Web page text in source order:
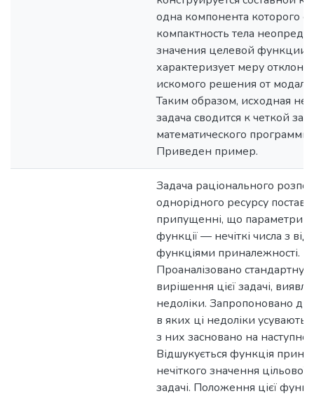
одна компонента которого
компактность тела
значения целевой функции,
характеризует меру
искомого решения от
Таким образом, исходная
задача сводится к четкой
математического
Приведен пример.
Задача раціонального
однорідного ресурсу
припущенні, що параметри
функції — нечіткі числа з
функціями приналежності.
Проаналізовано стандартну
вирішення цієї задачі,
недоліки. Запропоновано
в яких ці недоліки
з них засновано на
Відшукується функція
нечіткого значення цільової
задачі. Положення цієї